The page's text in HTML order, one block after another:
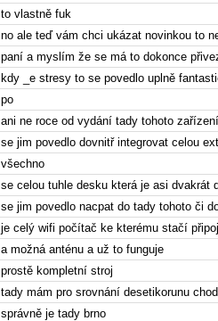
to vlastně fuk
no ale teď vám chci ukázat novinkou to
paní a myslím že se má to dokonce
kdy _e stresy to se povedlo uplně
po
ani ne roce od vydání tady tohoto
se jim povedlo dovnitř integrovat celou
všechno
se celou tuhle desku která je asi dvakrát
se jim povedlo nacpat do tady tohoto či
je celý wifi počítač ke kterému stačí
a možná anténu a už to funguje
prostě kompletní stroj
tady mám pro srovnání desetikorunu
správně je tady brno